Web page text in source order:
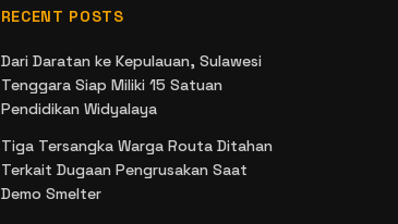
RECENT POSTS
Dari Daratan ke Kepulauan, Sulawesi
Tenggara Siap Miliki 15 Satuan
Pendidikan Widyalaya
Tiga Tersangka Warga Routa Ditahan
Terkait Dugaan Pengrusakan Saat
Demo Smelter